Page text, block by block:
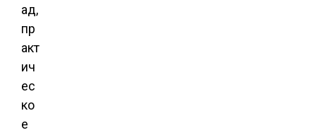
ад,
пр
акт
ич
ес
ко
е